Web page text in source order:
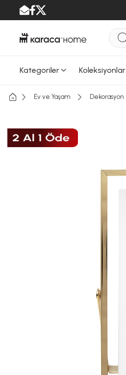
Kategoriler Koleksiyonlar
Ev ve Yaşam Dekorasyon